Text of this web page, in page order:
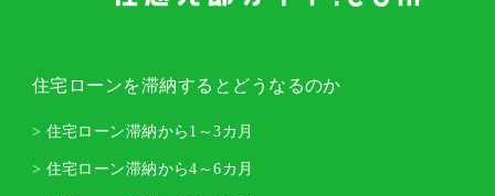
住宅ローンを滞納するとどうなるのか
> 住宅ローン滞納から1～3カ月
> 住宅ローン滞納から4～6カ月